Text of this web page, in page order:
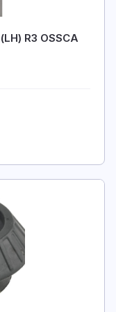
R3 OSSCA